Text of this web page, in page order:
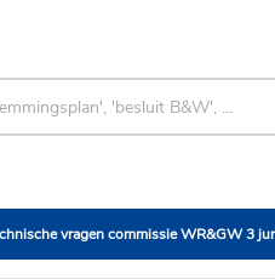
vragen commissie WR&GW 3 juni 2026 agendapunt